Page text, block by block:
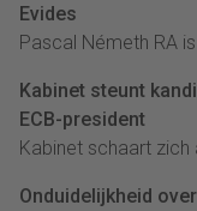
Evides
Pascal Németh RA
Kabinet steunt
ECB-president
Kabinet schaart zich
Onduidelijkheid